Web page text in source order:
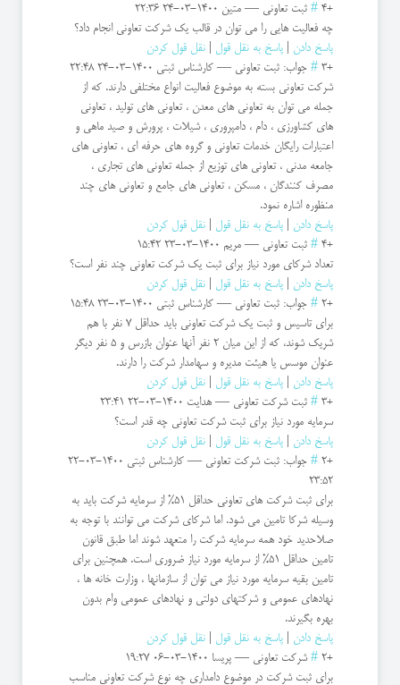
+4
# ثبت تعاوني — متین 1400-03-24 22:36
چه فعالیت هایی را می توان در قالب یک شرکت تعاونی انجام داد؟
پاسخ دادن
پاسخ به نقل قول
نقل قول کردن
+3
# جواب: ثبت تعاوني — کارشناس ثبتی 1400-03-24 22:48
شرکت تعاونی بسته به موضوع فعالیت انواع مختلفی دارند. که از
جمله می توان به تعاونی های معدن ، تعاونی های تولید ، تعاونی
های کشاورزی ، دام ، دامپروری ، شیلات ، پرورش و صید ماهی و
اعتبارات رایگان خدمات تعاونی و گروه های حرفه ای ، تعاونی های
جامعه مدنی ، تعاونی های توزیع از جمله تعاونی های تجاری ،
مصرف کنندگان ، مسکن ، تعاونی های جامع و تعاونی های چند
منظوره اشاره نمود.
پاسخ دادن
پاسخ به نقل قول
نقل قول کردن
+4
# ثبت تعاونی — مریم 1400-03-23 15:42
تعداد شرکای مورد نیاز برای ثبت یک شرکت تعاونی چند نفر است؟
پاسخ دادن
پاسخ به نقل قول
نقل قول کردن
+2
# جواب: ثبت تعاونی — کارشناس ثبتی 1400-03-23 15:48
برای تاسیس و ثبت یک شرکت تعاونی باید حداقل 7 نفر با هم
شریک شوند، که از این میان 2 نفر آنها عنوان بازرس و 5 نفر دیگر
عنوان موسس یا هیئت مدیره و سهامدار شرکت را دارند.
پاسخ دادن
پاسخ به نقل قول
نقل قول کردن
+3
# ثبت شرکت تعاونی — هدایت 1400-03-22 23:41
سرمایه مورد نیاز برای ثبت شرکت تعاونی چه قدر است؟
پاسخ دادن
پاسخ به نقل قول
نقل قول کردن
+2
# جواب: ثبت شرکت تعاونی — کارشناس ثبتی
1400-03-22
23:52
برای ثبت شرکت های تعاونی حداقل ۵١% از سرمایه شرکت باید به
وسیله شرکا تامین می شود. اما شرکای شرکت می توانند با توجه به
صلاحدید خود همه سرمایه شرکت را متعهد شوند اما طبق قانون
تامین حداقل 51% از سرمایه مورد نیاز ضروری است. همچنین برای
تامین بقیه سرمایه مورد نیاز می توان از سازمانها ، وزارت خانه ها ،
نهادهای عمومی و شرکتهای دولتی و نهادهای عمومی وام بدون
بهره بگیرند.
پاسخ دادن
پاسخ به نقل قول
نقل قول کردن
+2
# شرکت تعاونی — پریسا 1400-03-06 19:27
برای ثبت شرکت در موضوع دامداری چه نوع شرکت تعاونی مناسب